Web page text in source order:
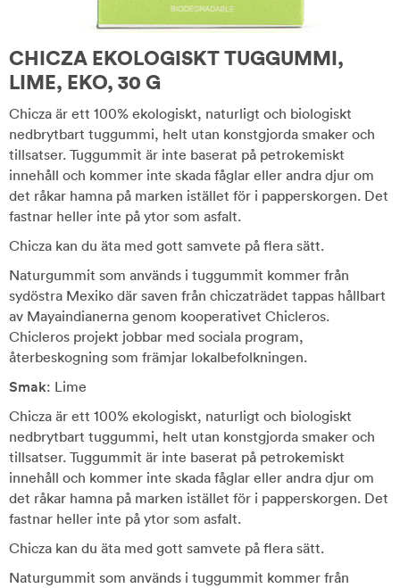
CHICZA EKOLOGISKT TUGGUMMI,
LIME, EKO, 30 G
Chicza är ett 100% ekologiskt, naturligt och biologiskt
nedbrytbart tuggummi, helt utan konstgjorda smaker och
tillsatser. Tuggummit är inte baserat på petrokemiskt
innehåll och kommer inte skada fåglar eller andra djur om
det råkar hamna på marken istället för i papperskorgen. Det
fastnar heller inte på ytor som asfalt.
Chicza kan du äta med gott samvete på flera sätt.
Naturgummit som används i tuggummit kommer från
sydöstra Mexiko där saven från chiczaträdet tappas hållbart
av Mayaindianerna genom kooperativet Chicleros.
Chicleros projekt jobbar med sociala program,
återbeskogning som främjar lokalbefolkningen.
Smak: Lime
Chicza är ett 100% ekologiskt, naturligt och biologiskt
nedbrytbart tuggummi, helt utan konstgjorda smaker och
tillsatser. Tuggummit är inte baserat på petrokemiskt
innehåll och kommer inte skada fåglar eller andra djur om
det råkar hamna på marken istället för i papperskorgen. Det
fastnar heller inte på ytor som asfalt.
Chicza kan du äta med gott samvete på flera sätt.
Naturgummit som används i tuggummit kommer från